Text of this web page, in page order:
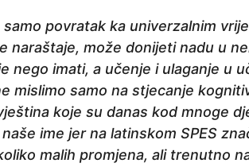
samo povratak ka univerzalnim
naraštaje, može donijeti nadu u
nego imati, a učenje i ulaganje u
mislimo samo na stjecanje
koje su danas kod mnoge
ime jer na latinskom SPES
malih promjena, ali trenutno